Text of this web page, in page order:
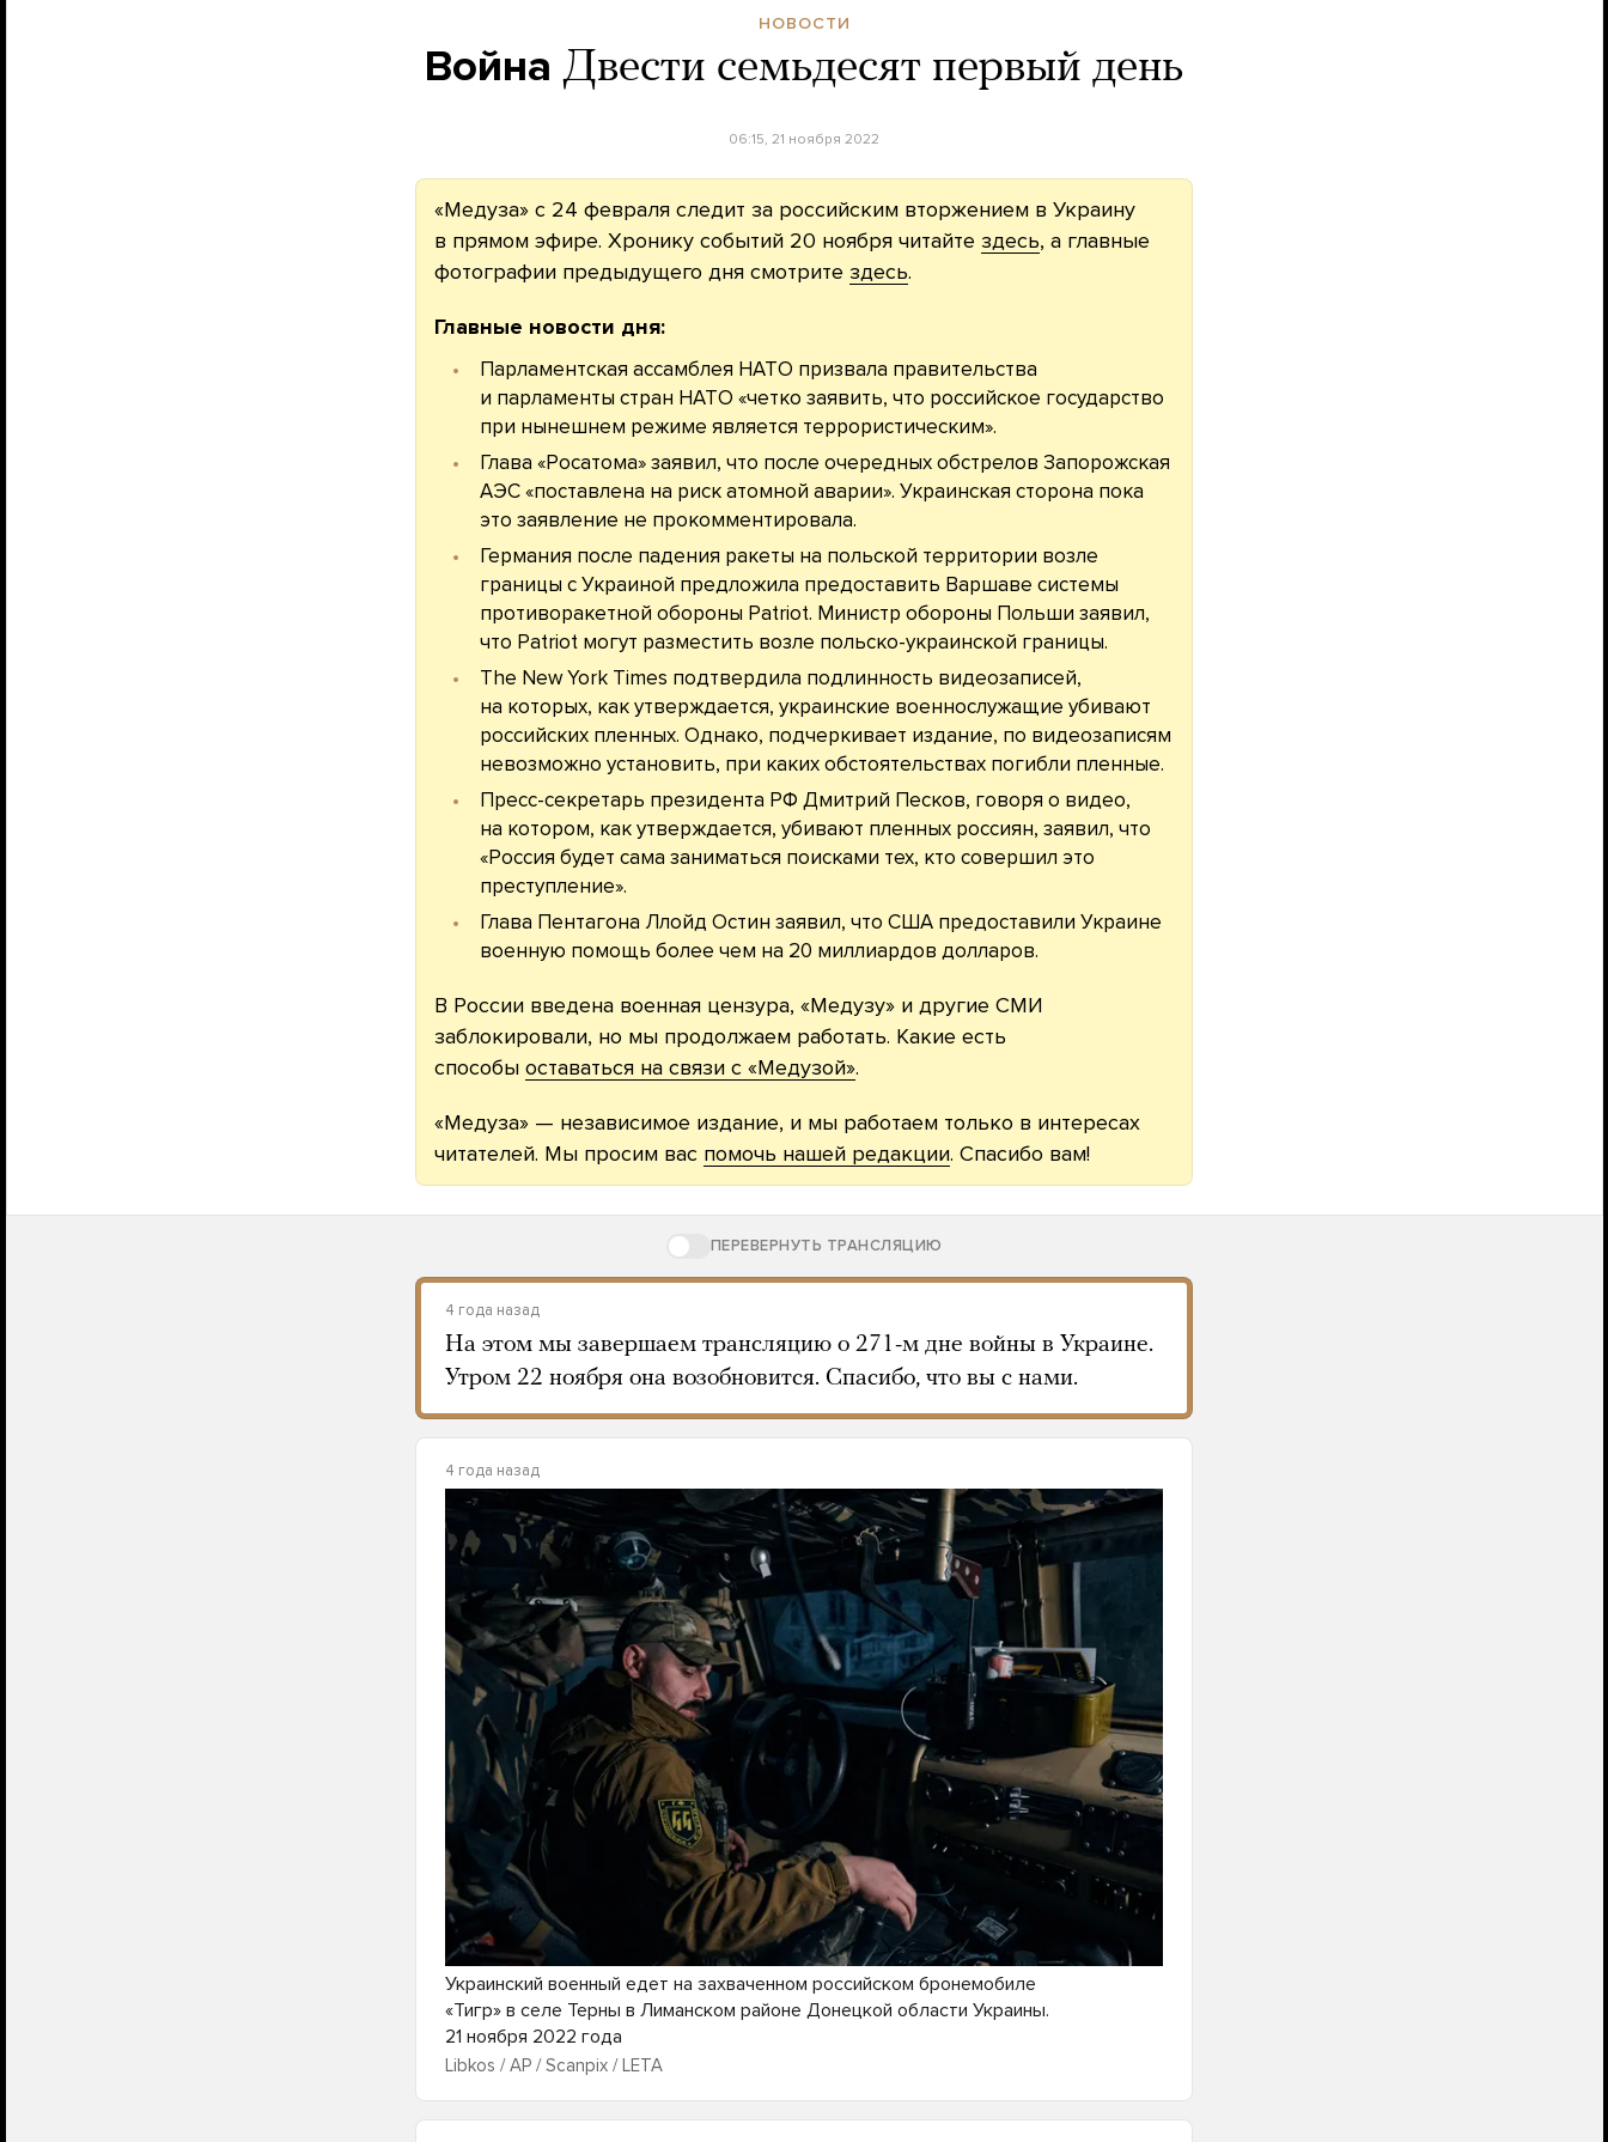
НОВОСТИ
Война Двести семьдесят первый день
06:15, 21 ноября 2022
«Медуза» с 24 февраля следит за российским вторжением в Украину
в прямом эфире. Хронику событий 20 ноября читайте здесь, а главные
фотографии предыдущего дня смотрите здесь.
Главные новости дня:
Парламентская ассамблея НАТО призвала правительства
и парламенты стран НАТО «четко заявить, что российское государство
при нынешнем режиме является террористическим».
Глава «Росатома» заявил, что после очередных обстрелов Запорожская
АЭС «поставлена на риск атомной аварии». Украинская сторона пока
это заявление не прокомментировала.
Германия после падения ракеты на польской территории возле
границы с Украиной предложила предоставить Варшаве системы
противоракетной обороны Patriot. Министр обороны Польши заявил,
что Patriot могут разместить возле польско-украинской границы.
The New York Times подтвердила подлинность видеозаписей,
на которых, как утверждается, украинские военнослужащие убивают
российских пленных. Однако, подчеркивает издание, по видеозаписям
невозможно установить, при каких обстоятельствах погибли пленные.
Пресс-секретарь президента РФ Дмитрий Песков, говоря о видео,
на котором, как утверждается, убивают пленных россиян, заявил, что
«Россия будет сама заниматься поисками тех, кто совершил это
преступление».
Глава Пентагона Ллойд Остин заявил, что США предоставили Украине
военную помощь более чем на 20 миллиардов долларов.
В России введена военная цензура, «Медузу» и другие СМИ
заблокировали, но мы продолжаем работать. Какие есть
способы оставаться на связи с «Медузой».
«Медуза» — независимое издание, и мы работаем только в интересах
читателей. Мы просим вас помочь нашей редакции. Спасибо вам!
ПЕРЕВЕРНУТЬ ТРАНСЛЯЦИЮ
4 года назад
На этом мы завершаем трансляцию о 271-м дне войны в Украине.
Утром 22 ноября она возобновится. Спасибо, что вы с нами.
4 года назад
Украинский военный едет на захваченном российском бронемобиле
«Тигр» в селе Терны в Лиманском районе Донецкой области Украины.
21 ноября 2022 года
Libkos / AP / Scanpix / LETA